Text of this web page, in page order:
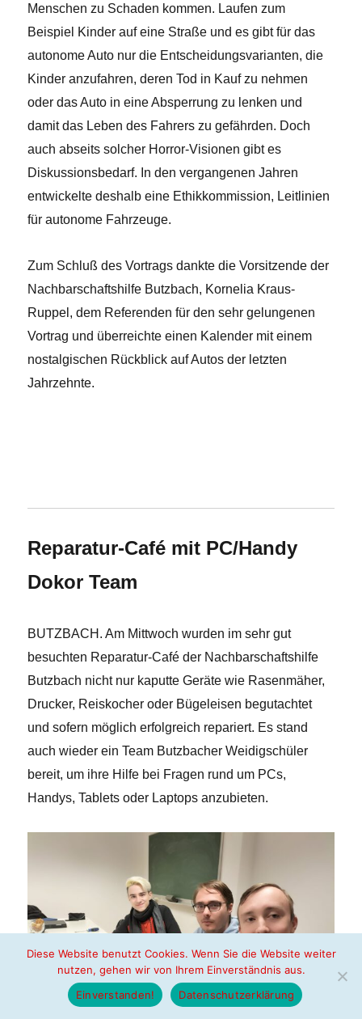
Menschen zu Schaden kommen. Laufen zum
Beispiel Kinder auf eine Straße und es gibt für das
autonome Auto nur die Entscheidungsvarianten, die
Kinder anzufahren, deren Tod in Kauf zu nehmen
oder das Auto in eine Absperrung zu lenken und
damit das Leben des Fahrers zu gefährden. Doch
auch abseits solcher Horror-Visionen gibt es
Diskussionsbedarf. In den vergangenen Jahren
entwickelte deshalb eine Ethikkommission, Leitlinien
für autonome Fahrzeuge.
Zum Schluß des Vortrags dankte die Vorsitzende der
Nachbarschaftshilfe Butzbach, Kornelia Kraus-
Ruppel, dem Referenden für den sehr gelungenen
Vortrag und überreichte einen Kalender mit einem
nostalgischen Rückblick auf Autos der letzten
Jahrzehnte.
Reparatur-Café mit PC/Handy
Dokor Team
BUTZBACH. Am Mittwoch wurden im sehr gut
besuchten Reparatur-Café der Nachbarschaftshilfe
Butzbach nicht nur kaputte Geräte wie Rasenmäher,
Drucker, Reiskocher oder Bügeleisen begutachtet
und sofern möglich erfolgreich repariert. Es stand
auch wieder ein Team Butzbacher Weidigschüler
bereit, um ihre Hilfe bei Fragen rund um PCs,
Handys, Tablets oder Laptops anzubieten.
Diese Website benutzt Cookies. Wenn Sie die Website weiter
nutzen, gehen wir von Ihrem Einverständnis aus.
Einverstanden!
Datenschutzerklärung